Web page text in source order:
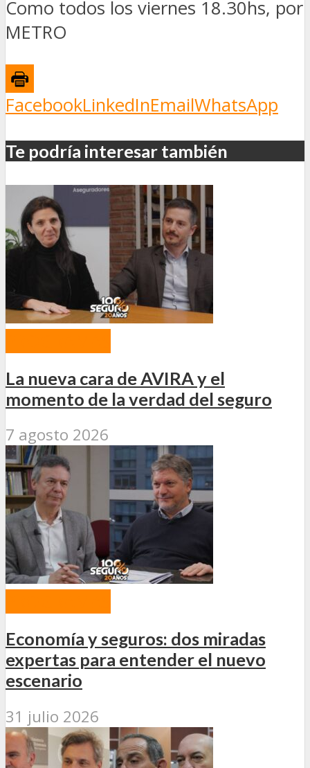
Como todos los viernes 18.30hs, por
METRO
FacebookLinkedInEmailWhatsApp
Te podría interesar también
La nueva cara de AVIRA y el
momento de la verdad del seguro
7 agosto 2026
Economía y seguros: dos miradas
expertas para entender el nuevo
escenario
31 julio 2026